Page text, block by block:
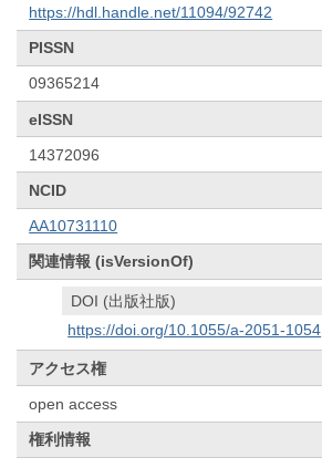
https://hdl.handle.net/11094/92742
PISSN
09365214
eISSN
14372096
NCID
AA10731110
関連情報 (isVersionOf)
DOI (出版社版)
https://doi.org/10.1055/a-2051-1054
アクセス権
open access
権利情報